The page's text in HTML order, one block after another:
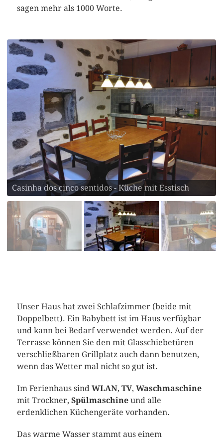
sagen mehr als 1000 Worte.
Casinha dos cinco sentidos - Küche mit Esstisch
Unser Haus hat zwei Schlafzimmer (beide mit
Doppelbett). Ein Babybett ist im Haus verfügbar
und kann bei Bedarf verwendet werden. Auf der
Terrasse können Sie den mit Glasschiebetüren
verschließbaren Grillplatz auch dann benutzen,
wenn das Wetter mal nicht so gut ist.
Im Ferienhaus sind WLAN, TV, Waschmaschine
mit Trockner, Spülmaschineund alle
erdenklichen Küchengeräte vorhanden.
Das warme Wasser stammt aus einem